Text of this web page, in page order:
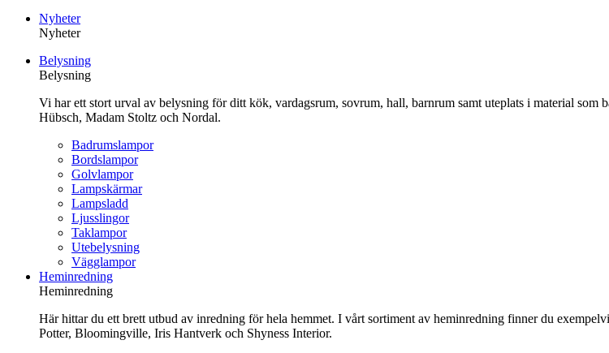
innehåll
Nyheter
Nyheter
Belysning
Belysning
Vi har ett stort urval av belysning för ditt kök, vardagsrum, sovrum, hall, barnrum samt uteplats i material
Hübsch, Madam Stoltz och Nordal.
Badrumslampor
Bordslampor
Golvlampor
Lampskärmar
Lampsladd
Ljusslingor
Taklampor
Utebelysning
Vägglampor
Heminredning
Heminredning
Här hittar du ett brett utbud av inredning för hela hemmet. I vårt sortiment av heminredning finner du
Potter, Bloomingville, Iris Hantverk och Shyness Interior.